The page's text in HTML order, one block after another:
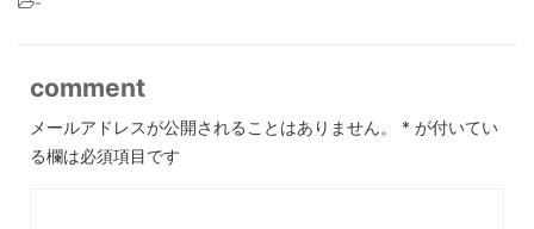
comment
メールアドレスが公開されることはありません。 * が付いてい
る欄は必須項目です